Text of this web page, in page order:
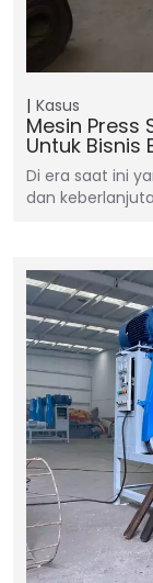
Kasus
Mesin
Untuk Bisnis
Di era saat ini
dan